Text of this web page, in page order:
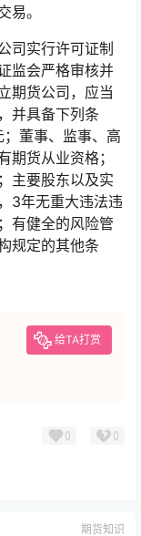
易。
司实行许可证制
监会严格审核并
期货公司，应当
并具备下列条
董事、监事、高
期货从业资格；
主要股东以及实
3年无重大违法违
有健全的风险管
规定的其他条
给TA打赏
0 0
期货知识